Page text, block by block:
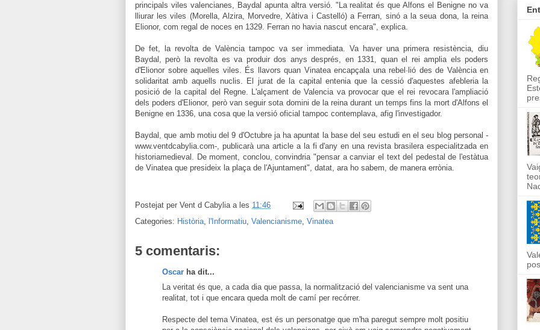
principals viles valencianes, Baydal apunta altra versió. "La realitat és que Alfons el Benigne no va
lliurar les viles (Morella, Alzira, Morvedre, Xàtiva i Castelló) a Ferran, sinó a la seua dona, la reina
Elionor, com regal de noces en 1329. Ferran no havia nascut encara", explica.
De fet, la revolta de València tampoc va ser immediata. Va haver una primera resistència, diu
Baydal, però la revolta es va produir dos anys després, en 1331, quan el rei amplia els poders
d'Elionor sobre aquelles viles. És llavors quan Vinatea encapçala una rebel·lió des de València en
solidaritat amb aquells nuclis. El jurat de la capital entenia que la cessió d'aquestes afebleria la
posició de la capital del Regne. L'alçament de Valencia va provocar que el rei revocara l'ampliació
dels poders d'Elionor, però van seguir sota domini de la reina durant un temps fins la mort d'Alfons el
Benigne en 1336, una cosa que la versió oficial tampoc contemplava, afig l'investigador.
Baydal, que amb motiu del 9 d'Octubre ja ha apuntat la base del seu estudi en el seu blog personal -
www.ventdcabylia.com-, publicarà una article a la fi d'any en una revista brasilera especialitzada en
historiamedieval. De moment, conclou, convindria "pensar a canviar el text del pedestal de l'estàtua
de Vinatea que presideix la plaça de l'Ajuntament", datat, ara ho sabem, de manera errònia.
Postejat per Vent d Cabylia a les 11:46
Categories: Història, l'Informatiu, Valencianisme, Vinatea
5 comentaris:
Oscar ha dit...
La veritat és que, a cada dia que passa, la normalització del valencianisme va sent una
realitat, tot i que encara queda molt de camí per recórrer.
Respecte del tema Vinatea, est és un personatge que m'ha paregut sempre molt positiu